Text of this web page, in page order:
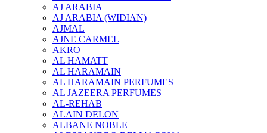
AJ ARABIA
AJ ARABIA (WIDIAN)
AJMAL
AJNE CARMEL
AKRO
AL HAMATT
AL HARAMAIN
AL HARAMAIN PERFUMES
AL JAZEERA PERFUMES
AL-REHAB
ALAIN DELON
ALBANE NOBLE